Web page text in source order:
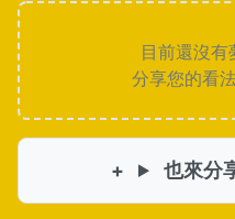
目前還沒有
分享您的看
也來分